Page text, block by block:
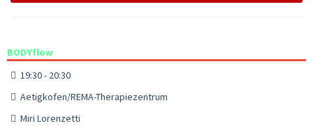
BODYflow
19:30 - 20:30
Aetigkofen/REMA-Therapiezentrum
Miri Lorenzetti